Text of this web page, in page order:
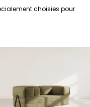
choisies pour